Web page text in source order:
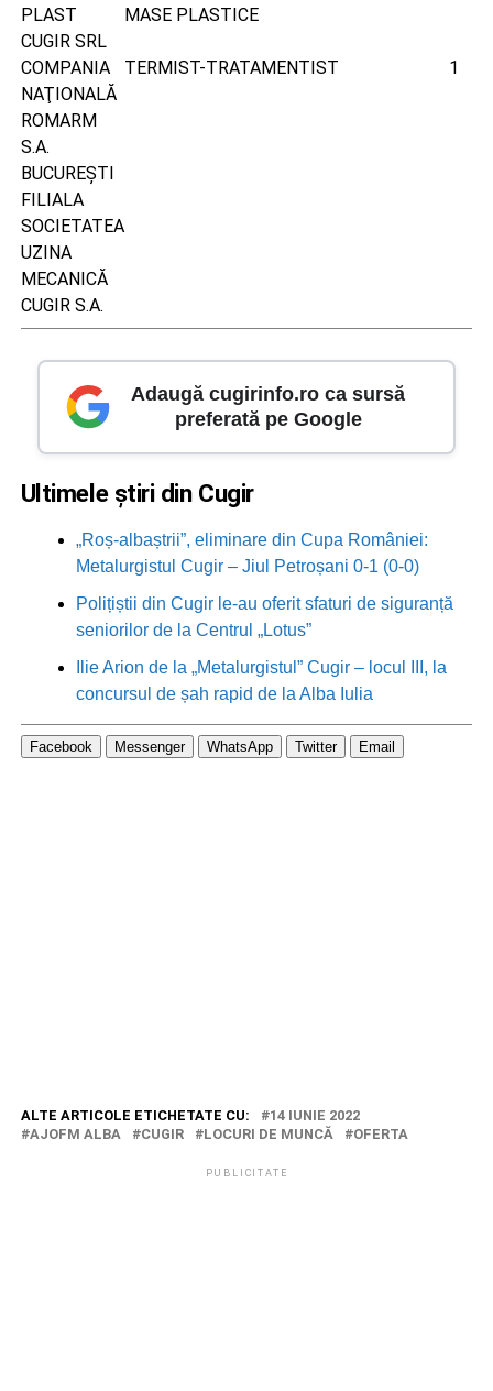
PLAST
CUGIR SRL
MASE PLASTICE
COMPANIA
NAŢIONALĂ
ROMARM
S.A.
BUCUREŞTI
FILIALA
SOCIETATEA
UZINA
MECANICĂ
CUGIR S.A.
TERMIST-TRATAMENTIST 1
Adaugă cugirinfo.ro ca sursă
preferată pe Google
Ultimele știri din Cugir
„Roș-albaștrii”, eliminare din Cupa României:
Metalurgistul Cugir – Jiul Petroșani 0-1 (0-0)
Polițiștii din Cugir le-au oferit sfaturi de siguranță
seniorilor de la Centrul „Lotus”
Ilie Arion de la „Metalurgistul” Cugir – locul III, la
concursul de șah rapid de la Alba Iulia
Facebook Messenger WhatsApp Twitter Email
ALTE ARTICOLE ETICHETATE CU:
14 IUNIE 2022
AJOFM ALBA
CUGIR LOCURI DE MUNCĂ OFERTA
PUBLICITATE